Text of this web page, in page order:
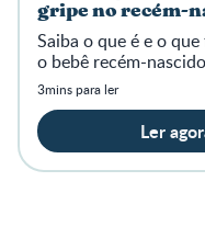
gripe no recém-
Saiba o que é e o
o bebê recém-
3mins para ler
Ler